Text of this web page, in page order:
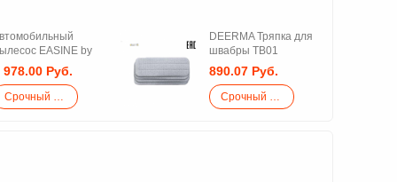
EASINE by
M50
978.00 Руб.
Срочный закупка
DEERMA Тряпка для
швабры TB01
890.07 Руб.
Срочный закупка